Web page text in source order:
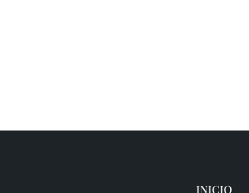
INICIO